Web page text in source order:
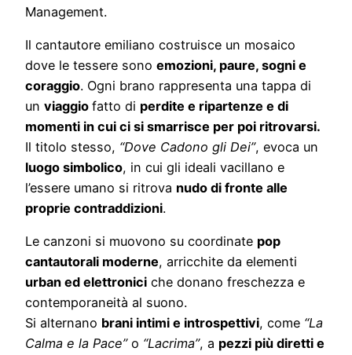
Management.
Il cantautore emiliano costruisce un mosaico
dove le tessere sono emozioni, paure, sogni e
coraggio. Ogni brano rappresenta una tappa di
un viaggio fatto di perdite e ripartenze e di
momenti in cui ci si smarrisce per poi ritrovarsi.
Il titolo stesso, “Dove Cadono gli Dei”, evoca un
luogo simbolico, in cui gli ideali vacillano e
l’essere umano si ritrova nudo di fronte alle
proprie contraddizioni.
Le canzoni si muovono su coordinate pop
cantautorali moderne, arricchite da elementi
urban ed elettronici che donano freschezza e
contemporaneità al suono.
Si alternano brani intimi e introspettivi, come “La
Calma e la Pace”o “Lacrima”, a pezzi più diretti e